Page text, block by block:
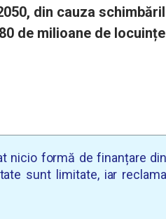
din cauza
de milioane de
nicio formă de finanțare din
sunt limitate, iar reclama